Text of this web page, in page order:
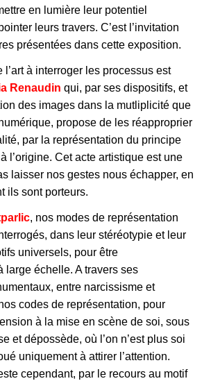
en lumière leur potentiel
leurs travers. C’est l’invitation
présentées dans cette exposition.
l’art à interroger les processus est
Renaudin qui, par ses dispositifs, et
des images dans la mutliplicité que
propose de les réapproprier
par la représentation du principe
l’origine. Cet acte artistique est une
laisser nos gestes nous échapper, en
ils sont porteurs.
, nos modes de représentation
dans leur stéréotypie et leur
universels, pour être
large échelle. A travers ses
entre narcissisme et
codes de représentation, pour
à la mise en scène de soi, sous
et dépossède, où l’on n’est plus soi
uniquement à attirer l’attention.
cependant, par le recours au motif